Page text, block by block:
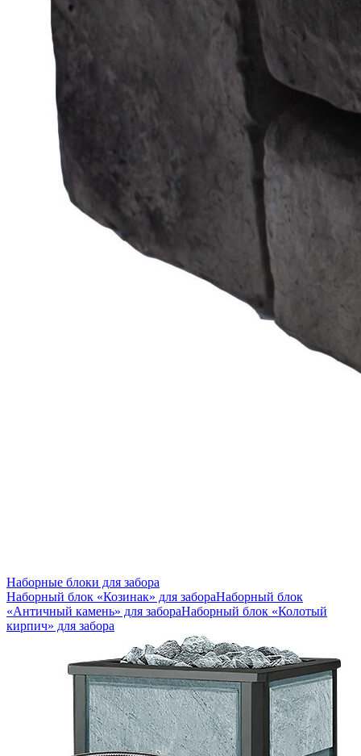
Наборные блоки для забора
Наборный блок «Козинак» для забораНаборный блок
«Античный камень» для забораНаборный блок «Колотый
кирпич» для забора